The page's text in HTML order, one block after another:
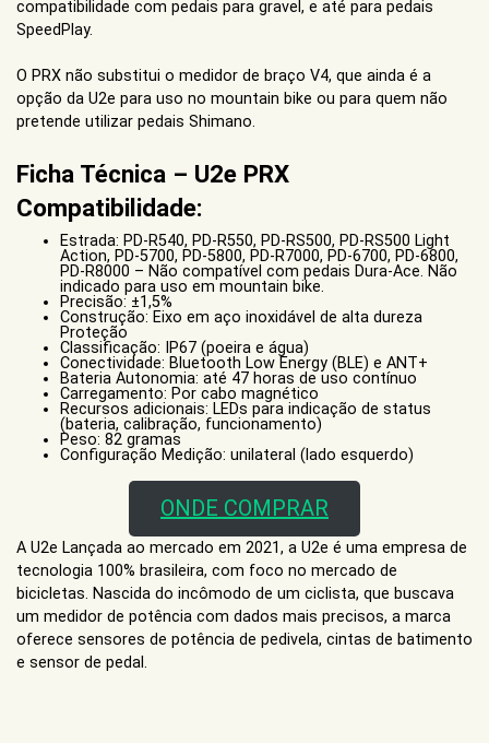
compatibilidade com pedais para gravel, e até para pedais
SpeedPlay.
O PRX não substitui o medidor de braço V4, que ainda é a
opção da U2e para uso no mountain bike ou para quem não
pretende utilizar pedais Shimano.
Ficha Técnica – U2e PRX
Compatibilidade:
Estrada: PD-R540, PD-R550, PD-RS500, PD-RS500 Light
Action, PD-5700, PD-5800, PD-R7000, PD-6700, PD-6800,
PD-R8000 – Não compatível com pedais Dura-Ace. Não
indicado para uso em mountain bike.
Precisão: ±1,5%
Construção: Eixo em aço inoxidável de alta dureza
Proteção
Classificação: IP67 (poeira e água)
Conectividade: Bluetooth Low Energy (BLE) e ANT+
Bateria Autonomia: até 47 horas de uso contínuo
Carregamento: Por cabo magnético
Recursos adicionais: LEDs para indicação de status
(bateria, calibração, funcionamento)
Peso: 82 gramas
Configuração Medição: unilateral (lado esquerdo)
ONDE COMPRAR
A U2e Lançada ao mercado em 2021, a U2e é uma empresa de
tecnologia 100% brasileira, com foco no mercado de
bicicletas. Nascida do incômodo de um ciclista, que buscava
um medidor de potência com dados mais precisos, a marca
oferece sensores de potência de pedivela, cintas de batimento
e sensor de pedal.